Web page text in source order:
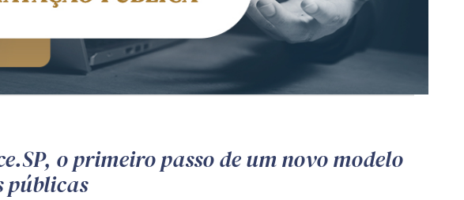
o primeiro passo de um novo modelo
públicas